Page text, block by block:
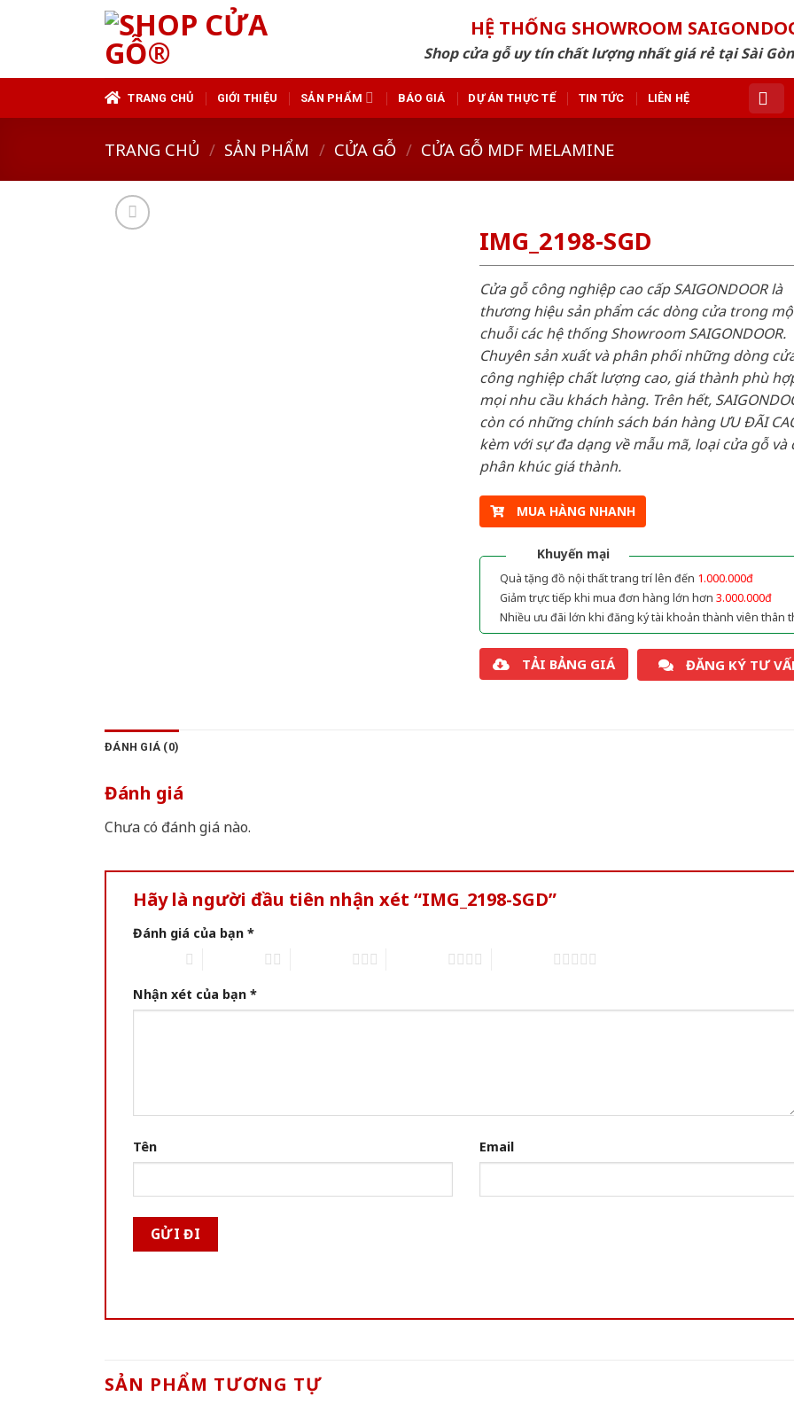
HỆ THỐNG SHOWROOM
Shop cửa gỗ uy tín chất lượng nhất giá rẻ tại Sài
TRANG CHỦ GIỚI THIỆU SẢN PHẨM BÁO GIÁ DỰ ÁN THỰC TẾ TIN TỨC LIÊN HỆ
TRANG CHỦ / SẢN PHẨM / CỬA GỖ / CỬA GỖ MDF MELAMINE
IMG_2198-SGD
Cửa gỗ công nghiệp cao cấp SAIGONDOOR là
thương hiệu sản phẩm các dòng cửa trong
chuỗi các hệ thống Showroom SAIGONDOOR.
Chuyên sản xuất và phân phối những dòng
công nghiệp chất lượng cao, giá thành phù
mọi nhu cầu khách hàng. Trên hết,
còn có những chính sách bán hàng ƯU ĐÃI
kèm với sự đa dạng về mẫu mã, loại cửa gỗ và
phân khúc giá thành.
MUA HÀNG NHANH
Khuyến mại
Quà tặng đồ nội thất trang trí lên đến 1.000.000đ
Giảm trực tiếp khi mua đơn hàng lớn hơn 3.000.000đ
Nhiều ưu đãi lớn khi đăng ký tài khoản thành viên thân
TẢI BẢNG GIÁ ĐĂNG KÝ TƯ
ĐÁNH GIÁ (0)
Đánh giá
Chưa có đánh giá nào.
Hãy là người đầu tiên nhận xét “IMG_2198-SGD”
Đánh giá của bạn *
Nhận xét của bạn *
Tên Email
SẢN PHẨM TƯƠNG TỰ